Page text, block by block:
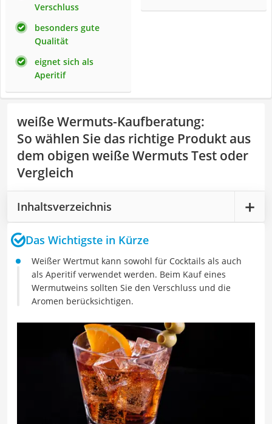
Verschluss
besonders gute
Qualität
eignet sich als
Aperitif
weiße Wermuts-Kaufberatung:
So wählen Sie das richtige Produkt aus
dem obigen weiße Wermuts Test oder
Vergleich
Inhaltsverzeichnis
Das Wichtigste in Kürze
Weißer Wertmut kann sowohl für Cocktails als auch
als Aperitif verwendet werden. Beim Kauf eines
Wermutweins sollten Sie den Verschluss und die
Aromen berücksichtigen.